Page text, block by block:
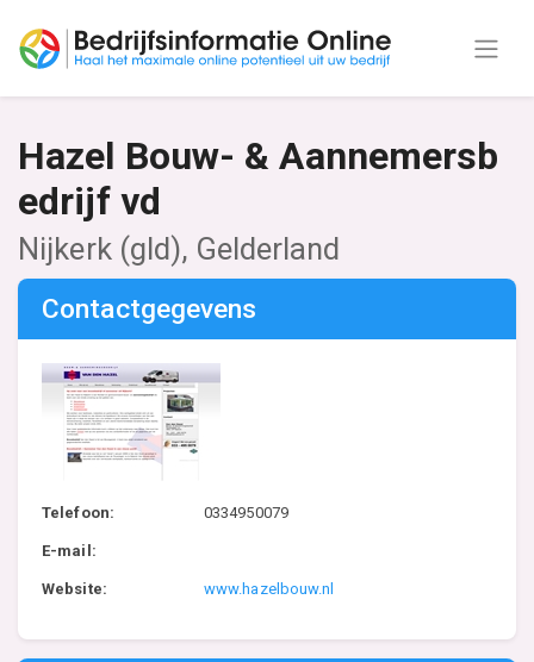
Hazel Bouw- & Aannemersb
edrijf vd
Nijkerk (gld), Gelderland
Contactgegevens
Telefoon: 0334950079
E-mail:
Website: www.hazelbouw.nl